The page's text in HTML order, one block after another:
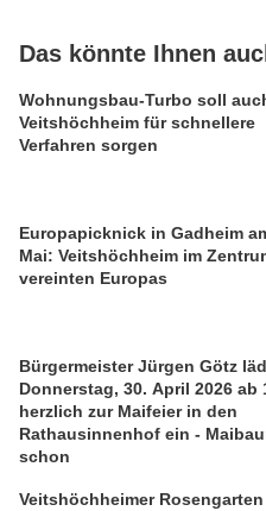
Das könnte Ihnen
Wohnungsbau-Turbo soll
Veitshöchheim für schnellere
Verfahren sorgen
Europapicknick in Gadheim
Mai: Veitshöchheim im
vereinten Europas
Bürgermeister Jürgen Götz
Donnerstag, 30. April 2026 ab
herzlich zur Maifeier in den
Rathausinnenhof ein -
schon
Veitshöchheimer